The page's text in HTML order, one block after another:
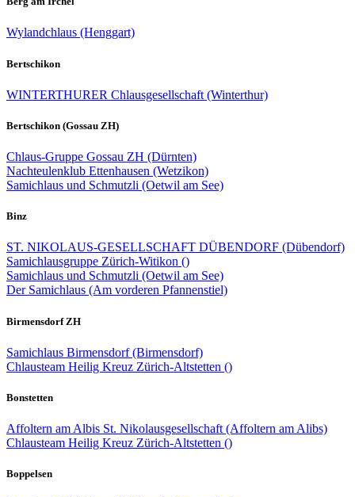
Wylandchlaus (Henggart)
Bertschikon
WINTERTHURER Chlausgesellschaft (Winterthur)
Bertschikon (Gossau ZH)
Chlaus-Gruppe Gossau ZH (Dürnten)
Nachteulenklub Ettenhausen (Wetzikon)
Samichlaus und Schmutzli (Oetwil am See)
Binz
ST. NIKOLAUS-GESELLSCHAFT DÜBENDORF (Dübendorf)
Samichlausgruppe Zürich-Witikon ()
Samichlaus und Schmutzli (Oetwil am See)
Der Samichlaus (Am vorderen Pfannenstiel)
Birmensdorf ZH
Samichlaus Birmensdorf (Birmensdorf)
Chlausteam Heilig Kreuz Zürich-Altstetten ()
Bonstetten
Affoltern am Albis St. Nikolausgesellschaft (Affoltern am Alibs)
Chlausteam Heilig Kreuz Zürich-Altstetten ()
Boppelsen